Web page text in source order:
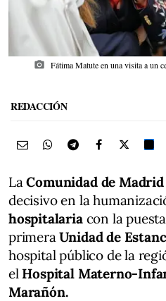
photo_camera Fátima Matute en una visita a un
REDACCIÓN
LaComunidad de Madrid
decisivo en la
hospitalariacon la
primeraUnidad de
hospital público de la
el Hospital Materno-
Marañón.